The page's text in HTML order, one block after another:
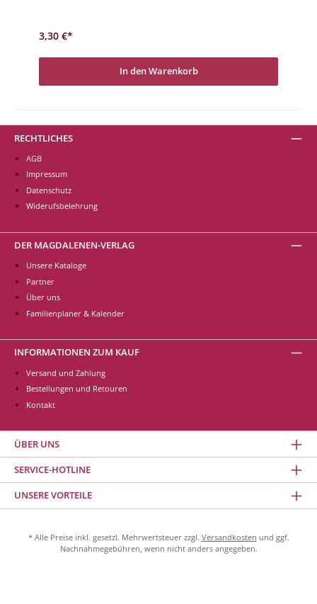
3,30 €*
In den Warenkorb
RECHTLICHES
AGB
Impressum
Datenschutz
Widerufsbelehrung
DER MAGDALENEN-VERLAG
Unsere Kataloge
Partner
Über uns
Familienplaner & Kalender
INFORMATIONEN ZUM KAUF
Versand und Zahlung
Bestellungen und Retouren
Kontakt
ÜBER UNS
SERVICE-HOTLINE
UNSERE VORTEILE
* Alle Preise inkl. gesetzl. Mehrwertsteuer zzgl. Versandkosten und ggf.
Nachnahmegebühren, wenn nicht anders angegeben.